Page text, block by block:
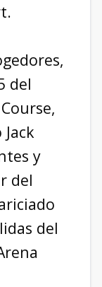
del
y
del
del